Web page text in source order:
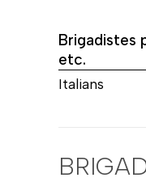
Brigadistes
etc.
Italians